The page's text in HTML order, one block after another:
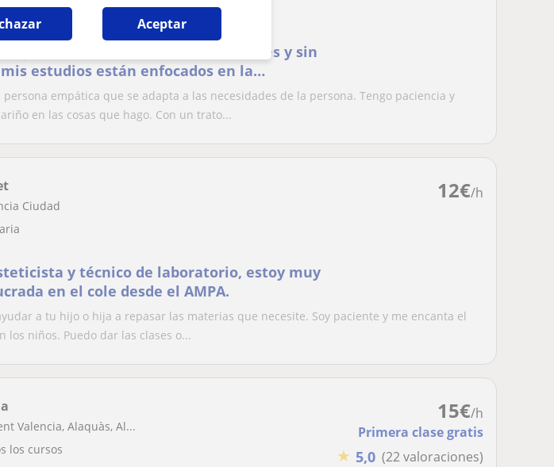
Aceptar
experiencia con niños con dificultades y sin
estudios están enfocados en la
he tratado con todos
persona empática que se adapta a las necesidades de la persona. Tengo paciencia y
en las cosas que hago. Con un trato...
12€/h
Ciudad
y técnico de laboratorio, estoy muy
en el cole desde el AMPA.
a tu hijo o hija a repasar las materias que necesite. Soy paciente y me encanta el
los niños. Puedo dar las clases o...
15€/h
Primera clase gratis
★ 5,0 (22 valoraciones)
Valencia, Alaquàs, Al...
los cursos